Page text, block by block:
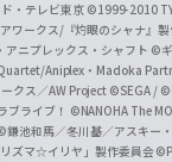
・テレビ東京 ©1999-2010
ワークス/『灼眼のシャナ』
ニプレックス・シャフト ©
Aniplex・Madoka
クス／AW Project ©SEGA /
ライブ！ ©NANOHA The
鎌池和馬／冬川基／アスキー
ズマ☆イリヤ」製作委員会